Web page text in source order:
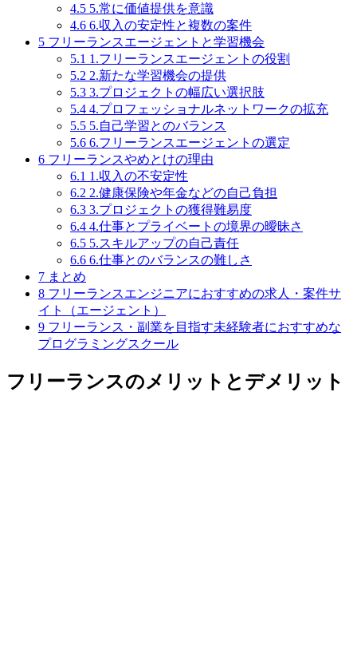
4.5 5.常に価値提供を意識
4.6 6.収入の安定性と複数の案件
5 フリーランスエージェントと学習機会
5.1 1.フリーランスエージェントの役割
5.2 2.新たな学習機会の提供
5.3 3.プロジェクトの幅広い選択肢
5.4 4.プロフェッショナルネットワークの拡充
5.5 5.自己学習とのバランス
5.6 6.フリーランスエージェントの選定
6 フリーランスやめとけの理由
6.1 1.収入の不安定性
6.2 2.健康保険や年金などの自己負担
6.3 3.プロジェクトの獲得難易度
6.4 4.仕事とプライベートの境界の曖昧さ
6.5 5.スキルアップの自己責任
6.6 6.仕事とのバランスの難しさ
7 まとめ
8 フリーランスエンジニアにおすすめの求人・案件サ
イト（エージェント）
9 フリーランス・副業を目指す未経験者におすすめな
プログラミングスクール
フリーランスのメリットとデメリット